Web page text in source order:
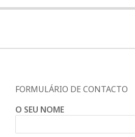
FORMULÁRIO DE CONTACTO
O SEU NOME